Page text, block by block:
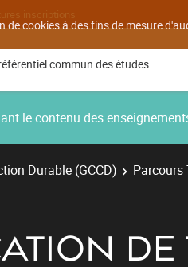
cookies à des fins de mesure
inscriptions
commun des études
le contenu des
Durable (GCCD)
DE